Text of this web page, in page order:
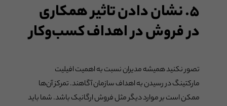
۵. نشان دادن تاثیر همکاری
در فروش در اهداف کسب‌وکار
تصور نکنید همیشه مدیران نسبت به اهمیت افیلیت
مارکتینگ در رسیدن به اهداف سازمان آگاهند. تمرکز آن‌ها
ممکن است بر موارد دیگر مثل فروش ارگانیک باشد. شما باید